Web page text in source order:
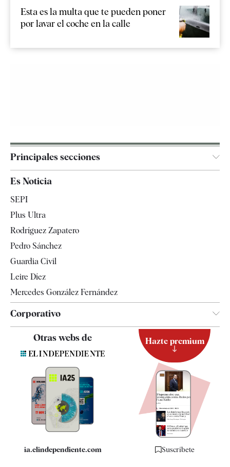
Esta es la multa que te pueden poner
por lavar el coche en la calle
Principales secciones
España
Televisión
Es Noticia
SEPI
Plus Ultra
Rodríguez Zapatero
Pedro Sánchez
Guardia Civil
Leire Díez
Mercedes González Fernández
Corporativo
Contacto
Quiénes somos
Especificaciones
Otras webs de
ia.elindependiente.com
Hazte premium
Suscríbete